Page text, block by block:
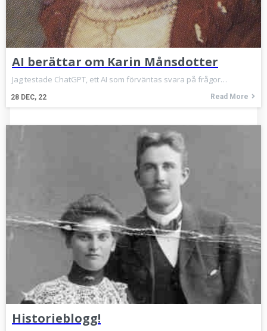
AI berättar om Karin Månsdotter
28 DEC, 22
Jag testade ChatGPT, ett AI som förväntas svara på frågor…
Read More
Historieblogg!